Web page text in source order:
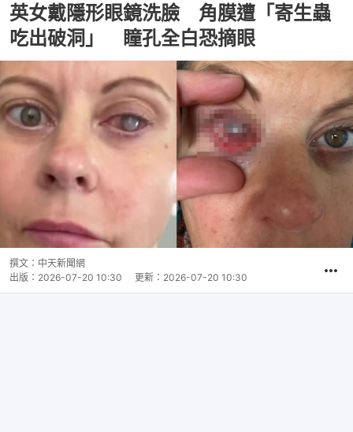
英女戴隱形眼鏡洗臉 角膜遭「寄生蟲
吃出破洞」 瞳孔全白恐摘眼
撰文： 中天新聞網
出版： 2026-07-20 10:30 更新： 2026-07-20 10:30